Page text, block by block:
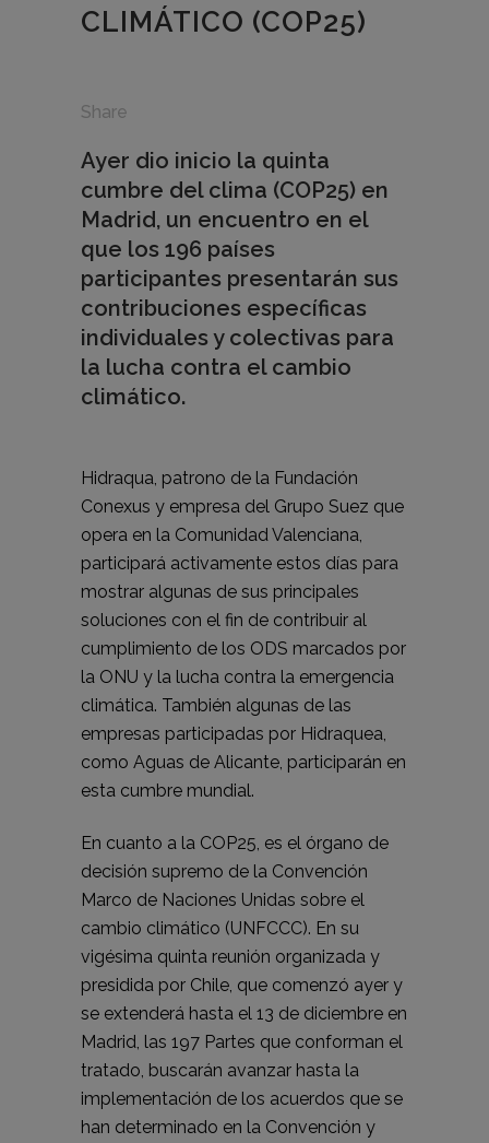
CLIMÁTICO (COP25)
Share
Ayer dio inicio la quinta
cumbre del clima (COP25) en
Madrid, un encuentro en el
que los 196 países
participantes presentarán sus
contribuciones específicas
individuales y colectivas para
la lucha contra el cambio
climático.
Hidraqua, patrono de la Fundación
Conexus y empresa del Grupo Suez que
opera en la Comunidad Valenciana,
participará activamente estos días para
mostrar algunas de sus principales
soluciones con el fin de contribuir al
cumplimiento de los ODS marcados por
la ONU y la lucha contra la emergencia
climática. También algunas de las
empresas participadas por Hidraquea,
como Aguas de Alicante, participarán en
esta cumbre mundial.
En cuanto a la COP25, es el órgano de
decisión supremo de la Convención
Marco de Naciones Unidas sobre el
cambio climático (UNFCCC). En su
vigésima quinta reunión organizada y
presidida por Chile, que comenzó ayer y
se extenderá hasta el 13 de diciembre en
Madrid, las 197 Partes que conforman el
tratado, buscarán avanzar hasta la
implementación de los acuerdos que se
han determinado en la Convención y